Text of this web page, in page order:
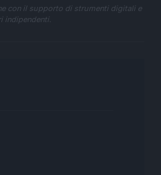
con il supporto di strumenti digitali e
indipendenti.